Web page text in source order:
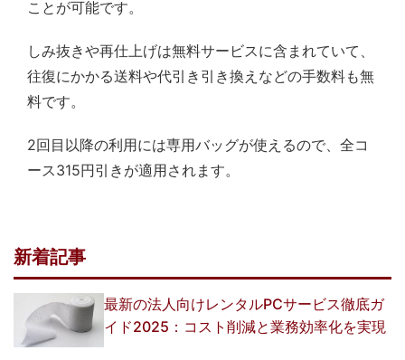
ことが可能です。
しみ抜きや再仕上げは無料サービスに含まれていて、
往復にかかる送料や代引き引き換えなどの手数料も無
料です。
2回目以降の利用には専用バッグが使えるので、全コ
ース315円引きが適用されます。
新着記事
最新の法人向けレンタルPCサービス徹底ガ
イド2025：コスト削減と業務効率化を実現